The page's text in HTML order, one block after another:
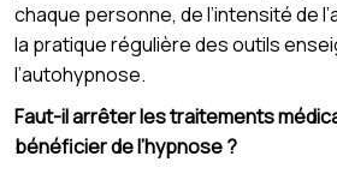
chaque personne, de l’intensité de
la pratique régulière des outils
l’autohypnose.
Faut-il arrêter les traitements
bénéficier de l’hypnose ?